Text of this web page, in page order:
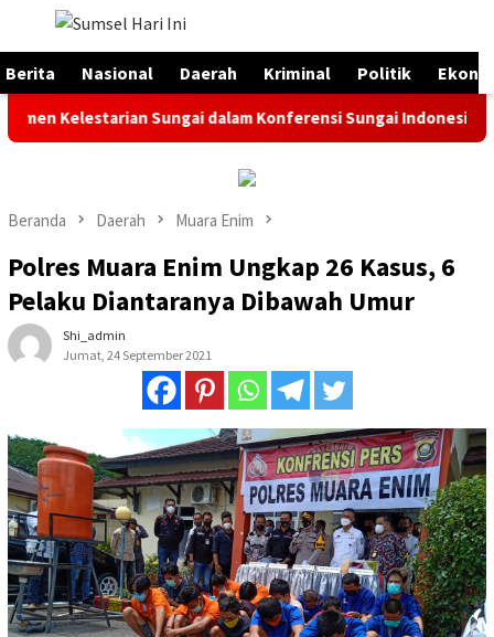
Menu
Mobile
Berita Nasional Daerah Kriminal Politik
Sungai dalam Konferensi Sungai Indonesia 2026
Beranda Daerah Muara Enim
Polres Muara Enim Ungkap 26 Kasus, 6
Pelaku Diantaranya Dibawah Umur
Shi_admin
Jumat, 24 September 2021